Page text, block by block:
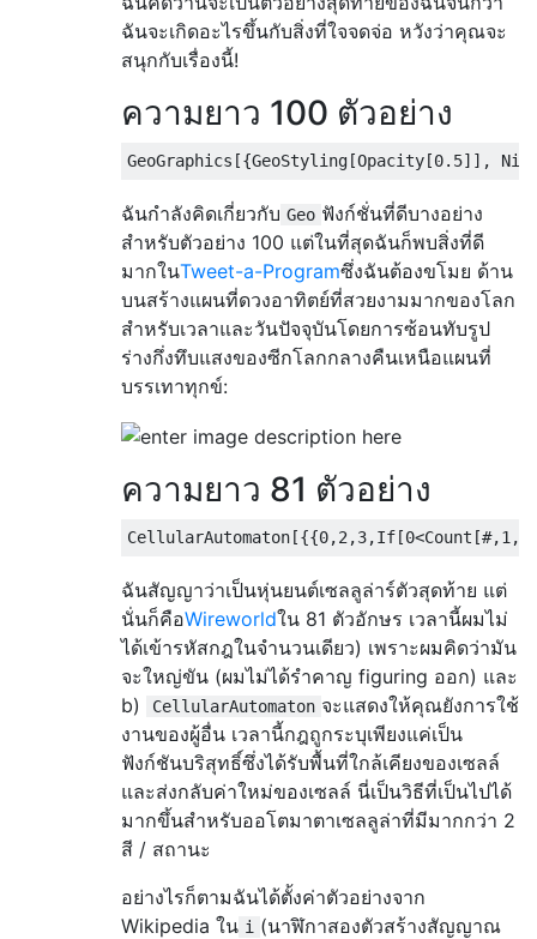
ฉันจะเกิดอะไรขึ้นกับสิ่งที่ใจจดจ่อ หวังว่าคุณจะ
สนุกกับเรื่องนี้!
ความยาว 100 ตัวอย่าง
GeoGraphics [{GeoStyling [Opacity [0.5]],
ฉันกำลังคิดเกี่ยวกับ Geo ฟังก์ชั่นที่ดีบางอย่าง
สำหรับตัวอย่าง 100 แต่ในที่สุดฉันก็พบสิ่งที่ดี
มากในTweet-a-Programซึ่งฉันต้องขโมย ด้าน
บนสร้างแผนที่ดวงอาทิตย์ที่สวยงามมากของโลก
สำหรับเวลาและวันปัจจุบันโดยการซ้อนทับรูป
ร่างกึ่งทึบแสงของซีกโลกกลางคืนเหนือแผนที่
บรรเทาทุกข์:
ความยาว 81 ตัวอย่าง
CellularAutomaton [{{0,2 ,3,If [0<Count [#,1 ,
ฉันสัญญาว่าเป็นหุ่นยนต์เซลลูล่าร์ตัวสุดท้าย แต่
นั่นก็คือWireworldใน 81 ตัวอักษร เวลานี้ผมไม่
ได้เข้ารหัสกฎในจำนวนเดียว) เพราะผมคิดว่ามัน
จะใหญ่ขัน (ผมไม่ได้รำคาญ figuring ออก) และ
b)
CellularAutomaton จะแสดงให้คุณยังการใช้
งานของผู้อื่น เวลานี้กฎถูกระบุเพียงแค่เป็น
ฟังก์ชันบริสุทธิ์ซึ่งได้รับพื้นที่ใกล้เคียงของเซลล์
และส่งกลับค่าใหม่ของเซลล์ นี่เป็นวิธีที่เป็นไปได้
มากขึ้นสำหรับออโตมาตาเซลลูล่าที่มีมากกว่า 2
สี / สถานะ
อย่างไรก็ตามฉันได้ตั้งค่าตัวอย่างจาก
Wikipedia ใน i (นาฬิกาสองตัวสร้างสัญญาณ